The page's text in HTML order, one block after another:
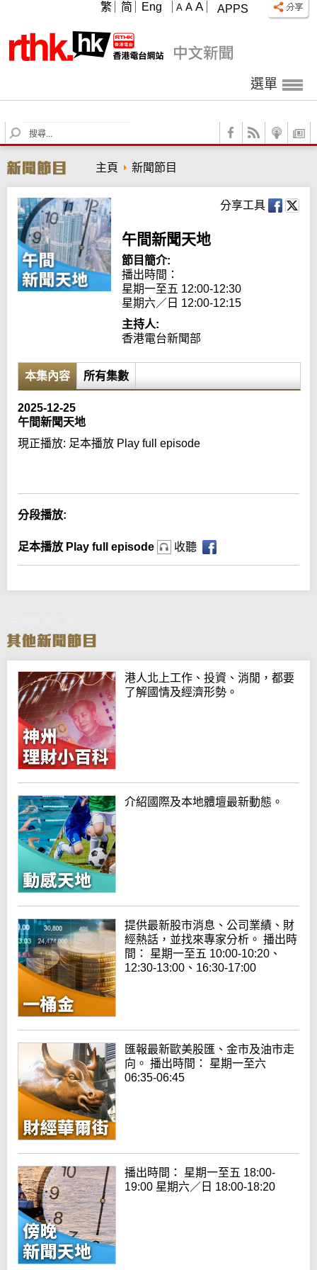
APPS
A A A
繁 简 Eng
選單
S
e
r
c
h
主頁 新聞節目
分享工具
午間新聞天地
節目簡介:
播出時間：
星期一至五 12:00-12:30
星期六／日 12:00-12:15
主持人:
香港電台新聞部
本集內容 所有集數
2025-12-25
午間新聞天地
現正播放: 足本播放 Play full episode
分段播放:
足本播放 Play full episode 收聽
港人北上工作、投資、消閒，都要
了解國情及經濟形勢。
介紹國際及本地體壇最新動態。
提供最新股市消息、公司業績、財
經熱話，並找來專家分析。 播出時
間： 星期一至五 10:00-10:20、
12:30-13:00、16:30-17:00
匯報最新歐美股匯、金市及油市走
向。 播出時間： 星期一至六
06:35-06:45
播出時間： 星期一至五 18:00-
19:00 星期六／日 18:00-18:20